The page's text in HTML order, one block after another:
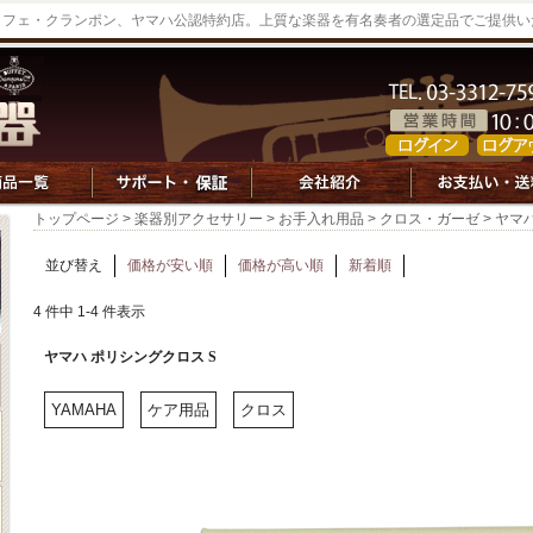
ェ・クランポン、ヤマハ公認特約店。上質な楽器を有名奏者の選定品でご提供
トップページ > 楽器別アクセサリー > お手入れ用品 > クロス・ガーゼ > ヤマ
並び替え 価格が安い順 価格が高い順 新着順
4 件中 1-4 件表示
ヤマハ ポリシングクロス S
YAMAHA ケア用品 クロス